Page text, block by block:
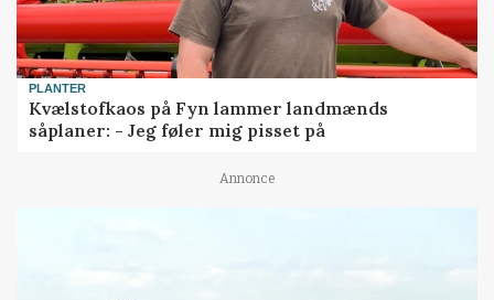
PLANTER
Kvælstofkaos på Fyn lammer landmænds
såplaner: - Jeg føler mig pisset på
Annonce